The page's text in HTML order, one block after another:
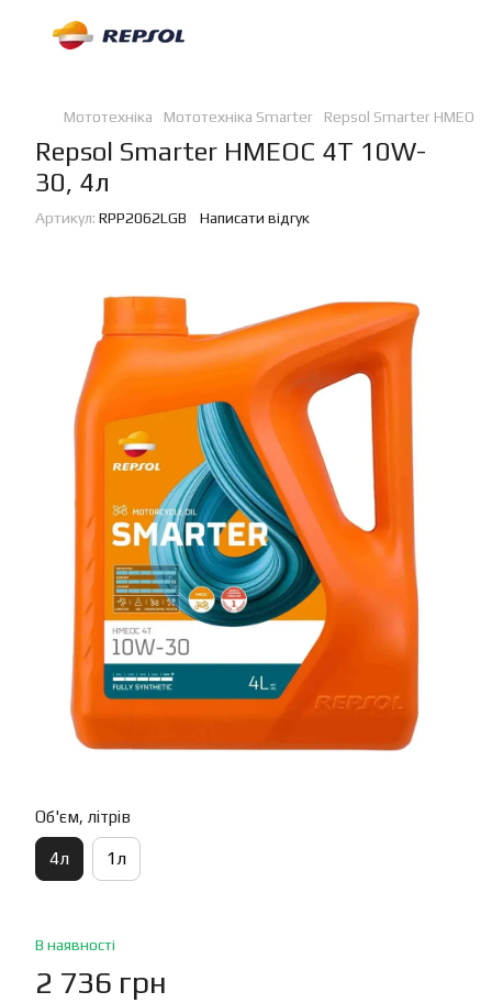
Мототехніка Мототехніка Smarter Repsol Smarter HMEOC
Repsol Smarter HMEOC 4T 10W-
30, 4л
Артикул: RPP2062LGB Написати відгук
Об'єм, літрів
4л 1л
В наявності
2 736 грн